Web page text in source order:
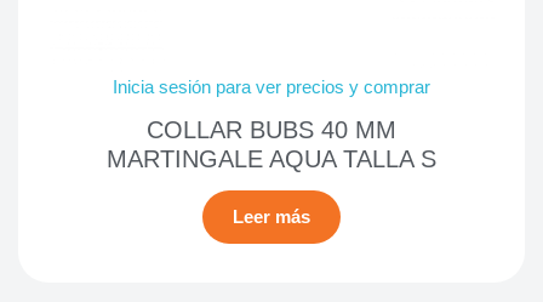
Inicia sesión para ver precios y comprar
COLLAR BUBS 40 MM
MARTINGALE AQUA TALLA S
Leer más